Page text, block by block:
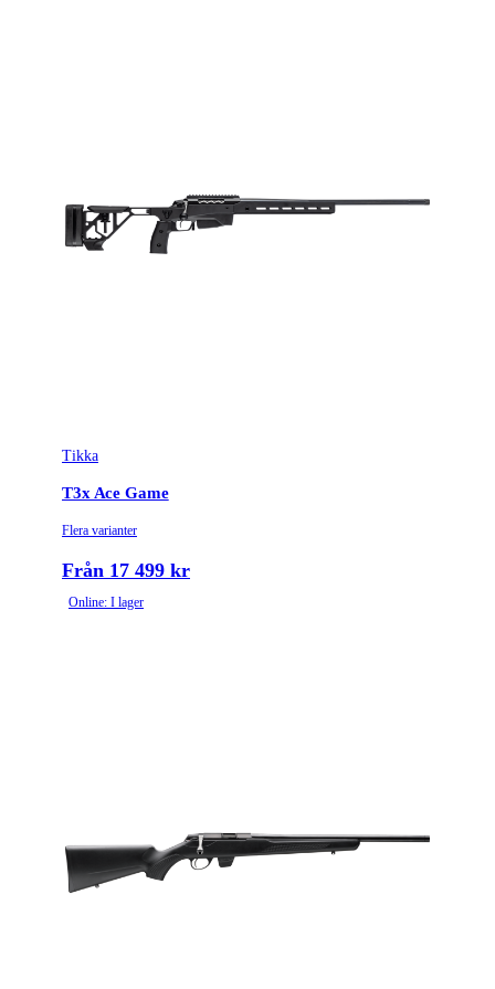
Tikka
T3x Ace Game
Flera varianter
Från 17 499 kr
Online: I lager